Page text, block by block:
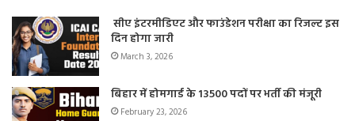
सीए इंटरमीडिएट और फाउंडेशन परीक्षा का रिजल्ट इस
दिन होगा जारी
March 3, 2026
बिहार में होमगार्ड के 13500 पदों पर भर्ती की मंजूरी
February 23, 2026